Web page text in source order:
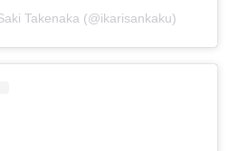
Takenaka (@ikarisankaku)